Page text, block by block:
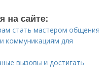
на сайте:
стать мастером общения
коммуникациям для
вызовы и достигать